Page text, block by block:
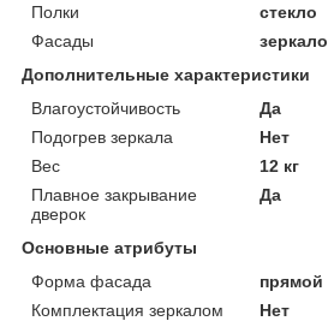
Полки
стекло
Фасады
зеркало
Дополнительные характеристики
Влагоустойчивость
Да
Подогрев зеркала
Нет
Вес
12 кг
Плавное закрывание
дверок
Да
Основные атрибуты
Форма фасада
прямой
Комплектация зеркалом
Нет